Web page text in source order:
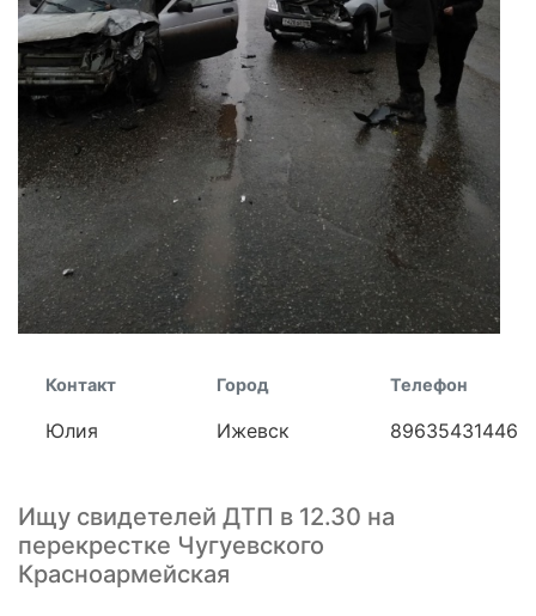
Контакт
Юлия
Город
Ижевск
Телефон
89635431446
Ищу свидетелей ДТП в 12.30 на
перекрестке Чугуевского
Красноармейская